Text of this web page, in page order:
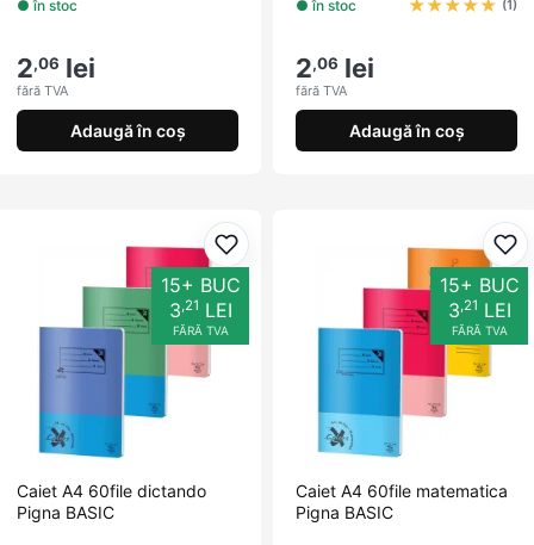
● în stoc
2,06 lei
fără TVA
Adaugă în coș
● în stoc ★★★★★ (1)
2,06 lei
fără TVA
Adaugă în coș
Adaugă la favorite
15+ BUC
3,21 LEI
FĂRĂ TVA
Caiet A4 60file dictando
Pigna BASIC
15+ BUC
3,21 LEI
FĂRĂ TVA
Caiet A4 60file matematica
Pigna BASIC